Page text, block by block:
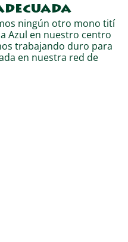
ningún otro mono tití
Azul en nuestro centro
trabajando duro para
en nuestra red de